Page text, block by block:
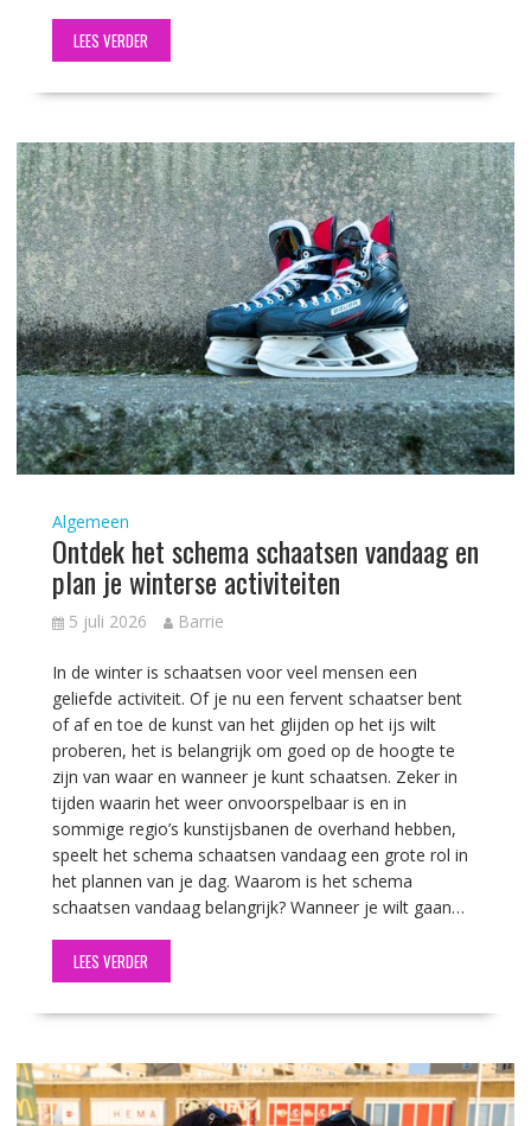
LEES VERDER
Algemeen
Ontdek het schema schaatsen vandaag en
plan je winterse activiteiten
5 juli 2026 Barrie
In de winter is schaatsen voor veel mensen een
geliefde activiteit. Of je nu een fervent schaatser bent
of af en toe de kunst van het glijden op het ijs wilt
proberen, het is belangrijk om goed op de hoogte te
zijn van waar en wanneer je kunt schaatsen. Zeker in
tijden waarin het weer onvoorspelbaar is en in
sommige regio’s kunstijsbanen de overhand hebben,
speelt het schema schaatsen vandaag een grote rol in
het plannen van je dag. Waarom is het schema
schaatsen vandaag belangrijk? Wanneer je wilt gaan…
LEES VERDER